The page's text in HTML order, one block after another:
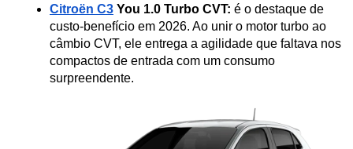
Citroën C3 You 1.0 Turbo CVT: é o destaque de
custo-benefício em 2026. Ao unir o motor turbo ao
câmbio CVT, ele entrega a agilidade que faltava nos
compactos de entrada com um consumo
surpreendente.